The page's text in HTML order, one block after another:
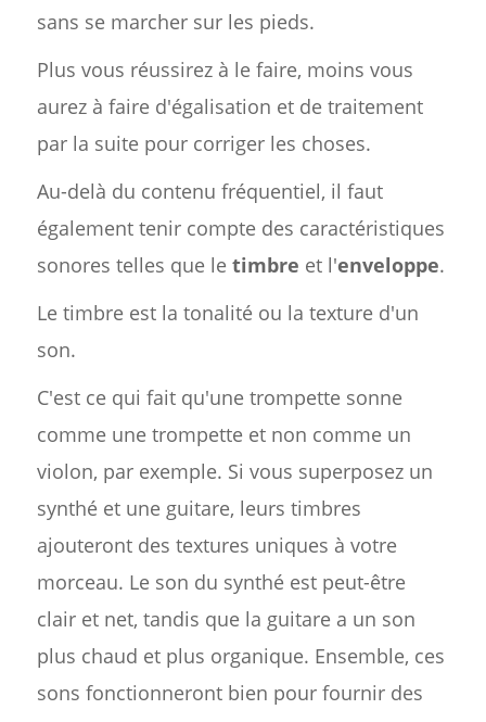
sans se marcher sur les pieds.
Plus vous réussirez à le faire, moins vous
aurez à faire d'égalisation et de traitement
par la suite pour corriger les choses.
Au-delà du contenu fréquentiel, il faut
également tenir compte des caractéristiques
sonores telles que le timbre et l'enveloppe.
Le timbre est la tonalité ou la texture d'un
son.
C'est ce qui fait qu'une trompette sonne
comme une trompette et non comme un
violon, par exemple. Si vous superposez un
synthé et une guitare, leurs timbres
ajouteront des textures uniques à votre
morceau. Le son du synthé est peut-être
clair et net, tandis que la guitare a un son
plus chaud et plus organique. Ensemble, ces
sons fonctionneront bien pour fournir des